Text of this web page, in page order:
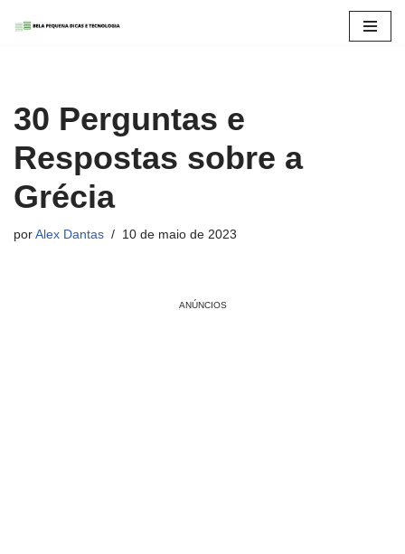
conteúdo
30 Perguntas e
Respostas sobre a
Grécia
por Alex Dantas 10 de maio de 2023
ANÚNCIOS